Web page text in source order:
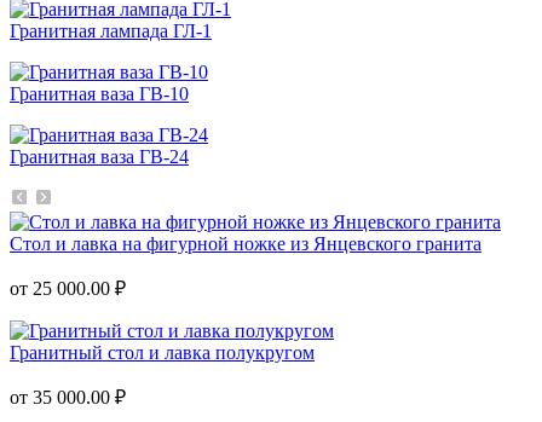
Гранитная лампада ГЛ-1
Гранитная ваза ГВ-10
Гранитная ваза ГВ-24
Стол и лавка на фигурной ножке из Янцевского гранита
от 25 000.00 ₽
Гранитный стол и лавка полукругом
от 35 000.00 ₽